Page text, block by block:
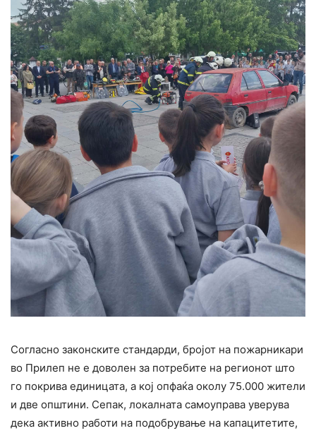
Согласно законските стандарди, бројот на пожарникари
во Прилеп не е доволен за потребите на регионот што
го покрива единицата, а кој опфаќа околу 75.000 жители
и две општини. Сепак, локалната самоуправа уверува
дека активно работи на подобрување на капацитетите,